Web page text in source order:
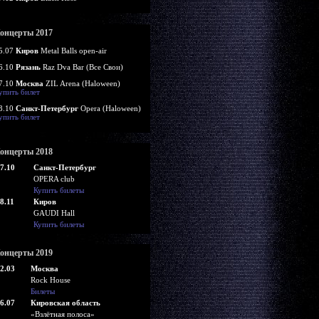
2017
Киров Metal Balls open-air
Рязань Raz Dva Bar (Все Свои)
Москва ZIL Arena (Haloween)
билет
Санкт-Петербург Opera (Haloween)
билет
2018
Санкт-Петербург
OPERA club
Купить билеты
Киров
GAUDI Hall
Купить билеты
2019
Москва
Rock House
Билеты
Кировская область
«Взлётная полоса»